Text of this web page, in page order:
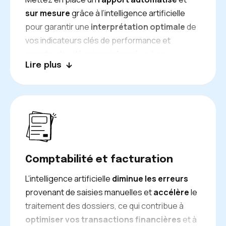
sur mesuregrâce à l’intelligence artificielle
pour garantir une interprétation optimalede
vos indicateurs clés de performance et
tableaux de bord dynamiques
représentation précise de vos performances,
facilitant
stratégies
Lire plus
Comptabilité et facturation
L’intelligence artificielle diminue les erreurs
provenant de saisies manuelles etaccélèrele
traitement des dossiers, ce qui contribue à
optimiser vos transactions financières et à